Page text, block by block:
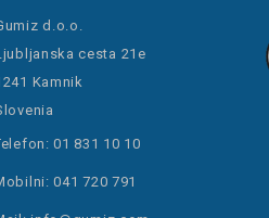
d.o.o.
cesta 21e
Kamnik
01 831 10 10
041 720 791